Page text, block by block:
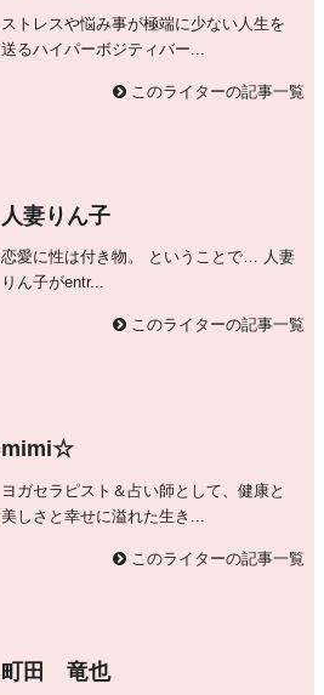
ストレスや悩み事が極端に少ない人生を
送るハイパーボジティバー...
このライターの記事一覧
人妻りん子
恋愛に性は付き物。 ということで… 人妻
りん子がentr...
このライターの記事一覧
mimi☆
ヨガセラピスト＆占い師として、健康と
美しさと幸せに溢れた生き...
このライターの記事一覧
町田 竜也